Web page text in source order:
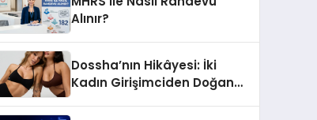
Alınır?
Dossha’nın Hikâyesi: İki
Kadın Girişimciden Doğan